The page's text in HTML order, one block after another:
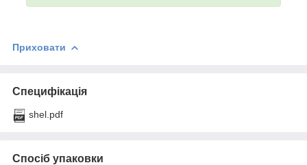
Приховати
Специфікація
shel.pdf
Спосіб упаковки